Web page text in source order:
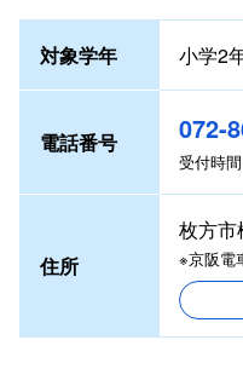
対象学年 小学2
電話番号 072-
受付時
住所
枚方市
※京阪電